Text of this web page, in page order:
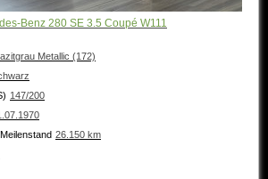
Benz 280 SE 3.5 Coupé W111
Metallic (172)
147/200
26.150 km